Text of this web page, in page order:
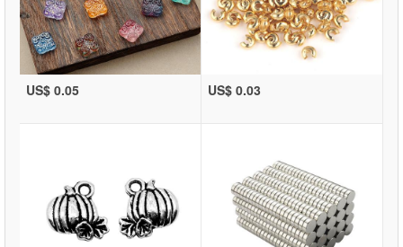
US$ 0.05 US$ 0.03